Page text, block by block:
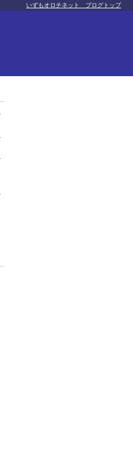
いずもオロチネット ブログトップ